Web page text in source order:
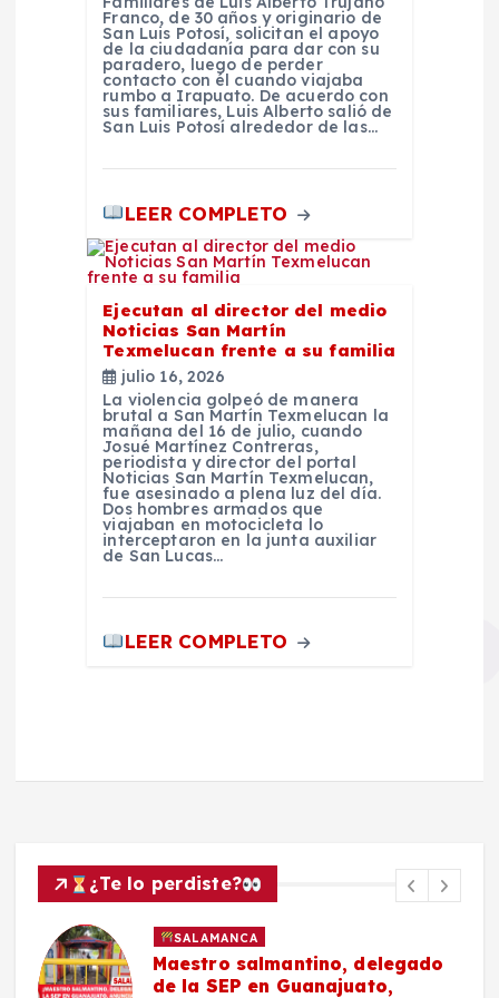
Franco, de 30 años y originario de
San Luis Potosí, solicitan el apoyo
de la ciudadanía para dar con su
paradero, luego de perder
contacto con él cuando viajaba
rumbo a Irapuato. De acuerdo con
sus familiares, Luis Alberto salió de
San Luis Potosí alrededor de las…
LEER COMPLETO
Ejecutan al director del medio
Noticias San Martín
Texmelucan frente a su familia
julio 16, 2026
La violencia golpeó de manera
brutal a San Martín Texmelucan la
mañana del 16 de julio, cuando
Josué Martínez Contreras,
periodista y director del portal
Noticias San Martín Texmelucan,
fue asesinado a plena luz del día.
Dos hombres armados que
viajaban en motocicleta lo
interceptaron en la junta auxiliar
de San Lucas…
LEER COMPLETO
¿Te lo perdiste?
SALAMANCA
Maestro salmantino, delegado
de la SEP en Guanajuato,